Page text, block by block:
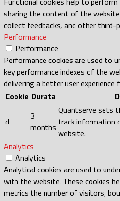
sharing the content of the
collect feedbacks, and other third-
Performance
Performance
Performance cookies are used to
key performance indexes of the
delivering a better user
Cookie Durata
d
3
months
Quantserve sets
track information
website.
Analytics
Analytics
Analytical cookies are used to
with the website. These cookies
metrics the number of visitors,